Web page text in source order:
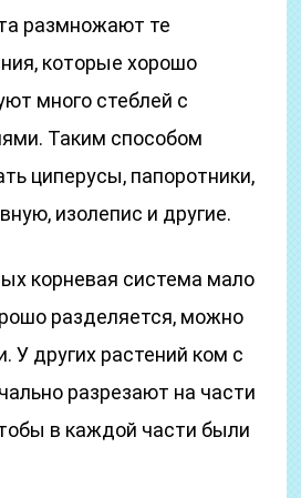
размножают те
которые хорошо
много стеблей с
Таким способом
циперусы, папоротники,
изолепис и другие.
корневая система мало
разделяется, можно
У других растений ком с
разрезают на части
в каждой части были